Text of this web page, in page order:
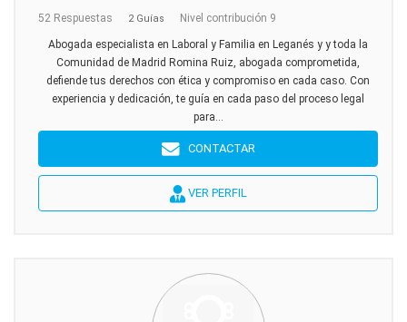
52 Respuestas 2 Guías Nivel contribución 9
Abogada especialista en Laboral y Familia en Leganés y y toda la
Comunidad de Madrid Romina Ruiz, abogada comprometida,
defiende tus derechos con ética y compromiso en cada caso. Con
experiencia y dedicación, te guía en cada paso del proceso legal
para...
CONTACTAR
VER PERFIL